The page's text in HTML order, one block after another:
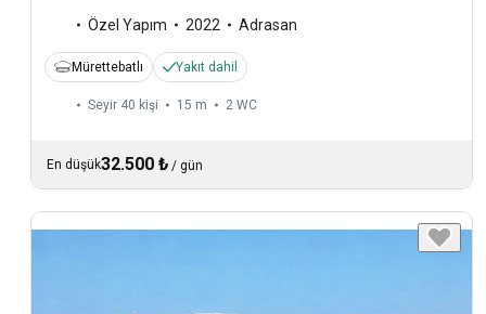
Özel Yapım 2022 Adrasan
Mürettebatlı Yakıt dahil
Seyir 40 kişi 15 m 2 WC
En düşük32.500 ₺ / gün